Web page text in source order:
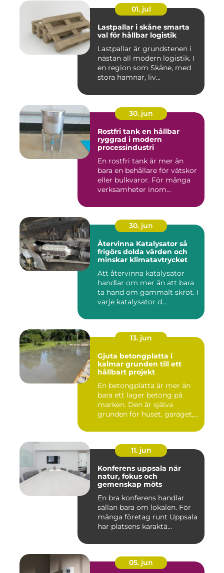
01. jul
Lastpallar i skåne smarta
val för hållbar logistik
Lastpallar är grundstenen i
nästan all modern logistik. I
en region som Skåne, med
stora hamnar, liv...
30. jun
Rostfri tank en hållbar
ryggrad i modern
processindustri
En rostfri tank är mer än
bara en behållare för vätskor
eller bulkvaror. För många
verksamheter inom...
30. jun
Återvinna Katalysator så
frigörs dolda värden och
minskar klimatavtrycket
Att återvinna katalysator
handlar om mer än att bara
ta hand om gammalt skrot. I
varje katalysator d...
13. jun
Gjuta betongplatta i
kalmar grunden till ett
hållbart projekt
En betongplatta är mer än
bara ett lager betong på
marken. Den är själva
grunden för huset, garaget,...
11. jun
Konferens uppsala när
natur, fokus och
gemenskap möts
En bra konferens handlar
sällan bara om lokalen. För
många företag runt Uppsala
har platsens karaktä...
05. jun